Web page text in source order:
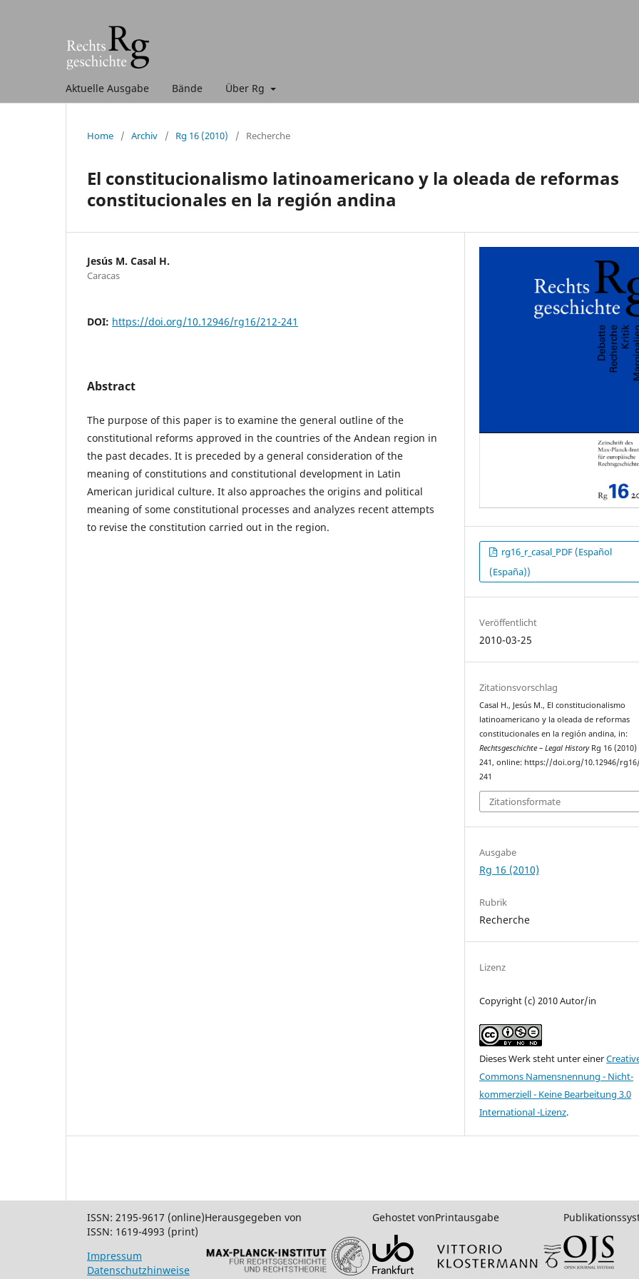
Aktuelle Ausgabe Bände Über Rg
Home / Archiv / Rg 16 (2010) / Recherche
El constitucionalismo latinoamericano y la oleada de reformas
constitucionales en la región andina
Jesús M. Casal H.
Caracas
DOI: https://doi.org/10.12946/rg16/212-241
Abstract
The purpose of this paper is to examine the general outline of the
constitutional reforms approved in the countries of the Andean region in
the past decades. It is preceded by a general consideration of the
meaning of constitutions and constitutional development in Latin
American juridical culture. It also approaches the origins and political
meaning of some constitutional processes and analyzes recent attempts
to revise the constitution carried out in the region.
rg16_r_casal_PDF (Español
(España))
Veröffentlicht
2010-03-25
Zitationsvorschlag
Casal H., Jesús M., El constitucionalismo
latinoamericano y la oleada de reformas
constitucionales en la región andina, in:
Rechtsgeschichte – Legal HistoryRg 16 (2010)
241, online: https://doi.org/10.12946/
241
Zitationsformate
Ausgabe
Rg 16 (2010)
Rubrik
Recherche
Lizenz
Copyright (c) 2010 Autor/in
Dieses Werk steht unter einer
Commons Namensnennung - Nicht-
kommerziell - Keine Bearbeitung 3.0
International -Lizenz.
ISSN: 2195-9617 (online)
ISSN: 1619-4993 (print)
Impressum
Datenschutzhinweise
Herausgegeben von Gehostet vonPrintausgabe